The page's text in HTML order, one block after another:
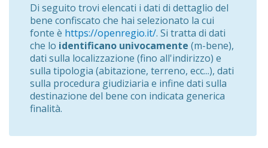
Di seguito trovi elencati i dati di dettaglio del
bene confiscato che hai selezionato la cui
fonte è https://openregio.it/. Si tratta di dati
che lo identificano univocamente (m-bene),
dati sulla localizzazione (fino all'indirizzo) e
sulla tipologia (abitazione, terreno, ecc...), dati
sulla procedura giudiziaria e infine dati sulla
destinazione del bene con indicata generica
finalità.